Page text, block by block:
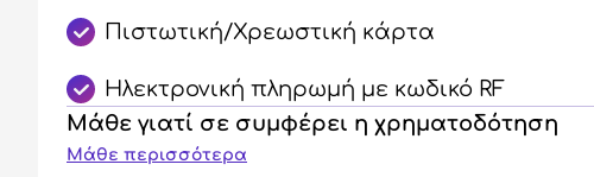
Πιστωτική/Χρεωστική κάρτα
Ηλεκτρονική πληρωμή με κωδικό RF
Μάθε γιατί σε συμφέρει η χρηματοδότηση
Μάθε περισσότερα